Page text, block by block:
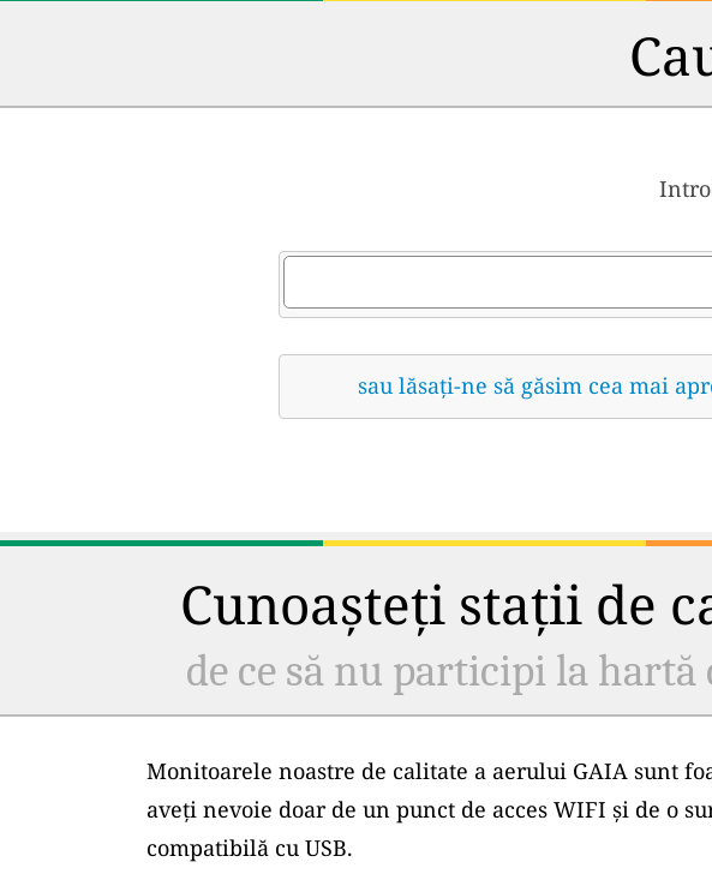
sau lăsați-ne să găsim cea mai
Cunoașteți stații de
de ce să nu participi la
Monitoarele noastre de calitate a aerului GAIA sunt
aveți nevoie doar de un punct de acces WIFI și de o
compatibilă cu USB.